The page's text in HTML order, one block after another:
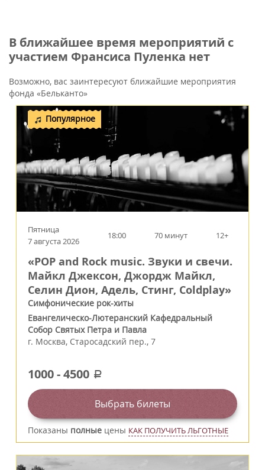
В ближайшее время мероприятий с
участием Франсиса Пуленка нет
Возможно, вас заинтересуют ближайшие мероприятия
фонда «Бельканто»
Популярное
Пятница
7 августа 2026
18:00 70 минут 12+
«POP and Rock music. Звуки и свечи.
Майкл Джексон, Джордж Майкл,
Селин Дион, Адель, Стинг, Coldplay»
Симфонические рок-хиты
Евангелическо-Лютеранский Кафедральный
Собор Святых Петра и Павла
г. Москва, Старосадский пер., 7
1000-4500 a
Выбрать билеты
Показаны полные цены КАК ПОЛУЧИТЬ ЛЬГОТНЫЕ